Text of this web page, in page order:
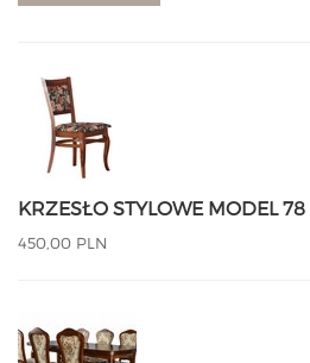
KRZESŁO STYLOWE MODEL 78
450,00 PLN